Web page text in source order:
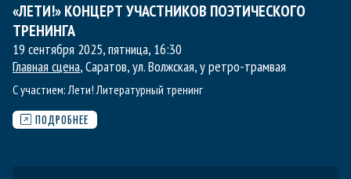
«ЛЕТИ!» КОНЦЕРТ УЧАСТНИКОВ ПОЭТИЧЕСКОГО
ТРЕНИНГА
19 сентября 2025, пятница, 16:30
Главная сцена, Саратов, ул. Волжская, у ретро-трамвая
С участием:Лети! Литературный тренинг
ПОДРОБНЕЕ